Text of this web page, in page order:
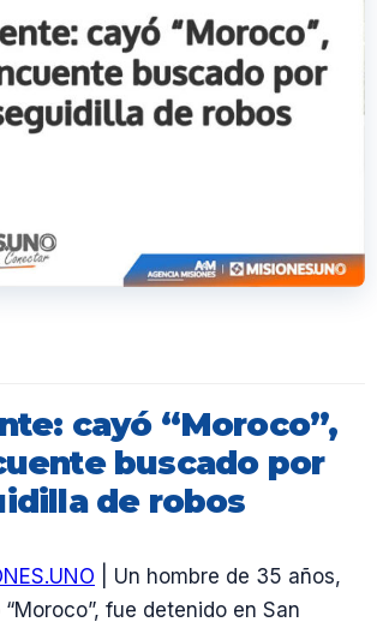
cayó “Moroco”,
buscado por
de robos
| Un hombre de 35 años,
fue detenido en San